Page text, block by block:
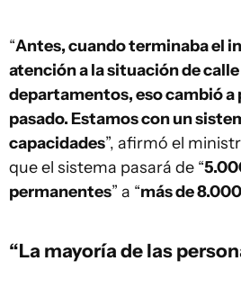
“Antes, cuando terminaba el
atención a la situación de
departamentos, eso cambió a
pasado. Estamos con un
capacidades”, afirmó el
que el sistema pasará de “
permanentes” a “más de 8.000
“La mayoría de las